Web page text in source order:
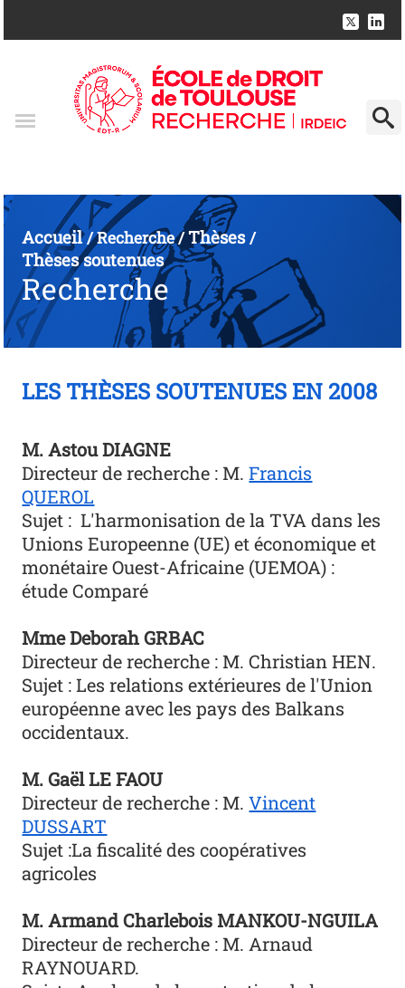
Accueil/Recherche/Thèses/
Thèses soutenues
Recherche
LES THÈSES SOUTENUES EN 2008
M. Astou DIAGNE
Directeur de recherche : M.Francis
QUEROL
Sujet : L'harmonisation de la TVA dans les
Unions Europeenne (UE) et économique et
monétaire Ouest-Africaine (UEMOA) :
étude Comparé
Mme Deborah GRBAC
Directeur de recherche : M.Christian HEN.
Sujet :Les relations extérieures de l'Union
européenne avec les pays des Balkans
occidentaux.
M.Gaël LE FAOU
Directeur de recherche : M.Vincent
DUSSART
Sujet :La fiscalité des coopératives
agricoles
M.Armand Charlebois MANKOU-NGUILA
Directeur de recherche : M. Arnaud
RAYNOUARD.